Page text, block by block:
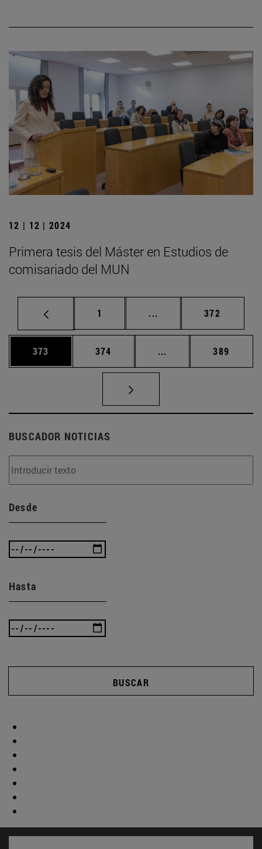
12 | 12 | 2024
Primera tesis del Máster en Estudios de
comisariado del MUN
Página
1 ... Páginas intermedias
Página
372
Página
373 Página
374 ... Páginas intermedias
Página
389
BUSCADOR NOTICIAS
Desde
Hasta
BUSCAR